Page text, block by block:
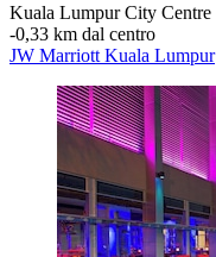
Kuala Lumpur City Centre
‐0,33 km dal centro
JW Marriott Kuala Lumpur